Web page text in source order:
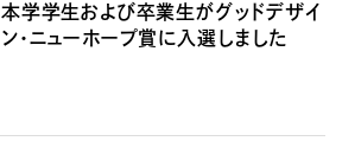
本学学生および卒業生がグッドデザイ
ン・ニューホープ賞に入選しました